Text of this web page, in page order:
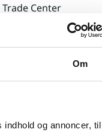
Om
og annoncer,
Center